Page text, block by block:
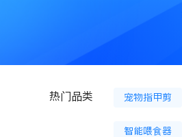
热门品类
狗营养膏
宠物指甲剪
智能喂食器